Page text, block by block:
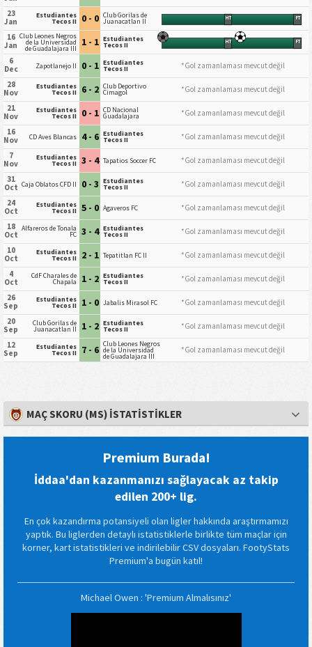
23
Jan
Estudiantes
Tecos II 0 - 0 Club Gorilas de
Juanacatlan II HT FT
16
Jan
Club Leones Negros
de la Universidad
de Guadalajara III 1 - 1 Estudiantes
Tecos II HT FT
6
Dec
Zapotlanejo II 0 - 1 Estudiantes
Tecos II
*Gol zamanlaması mevcut değil
28
Nov
Estudiantes
Tecos II 6 - 2 Club Deportivo
Cimagol
*Gol zamanlaması mevcut değil
21
Nov
Estudiantes
Tecos II 0 - 1 CD Nacional
Guadalajara
*Gol zamanlaması mevcut değil
16
Nov
CD Aves Blancas 4 - 6 Estudiantes
Tecos II
*Gol zamanlaması mevcut değil
7
Nov
Estudiantes
Tecos II 3 - 4 Tapatios Soccer FC
*Gol zamanlaması mevcut değil
31
Oct Caja Oblatos CFD II 0 - 3 Estudiantes
Tecos II
*Gol zamanlaması mevcut değil
24
Oct
Estudiantes
Tecos II 5 - 0 Agaveros FC
*Gol zamanlaması mevcut değil
18
Oct
Alfareros de Tonala
FC 3 - 4 Estudiantes
Tecos II
*Gol zamanlaması mevcut değil
10
Oct
Estudiantes
Tecos II 2 - 1 Tepatitlan FC II
*Gol zamanlaması mevcut değil
4
Oct
CdF Charales de
Chapala 1 - 2 Estudiantes
Tecos II
*Gol zamanlaması mevcut değil
26
Sep
Estudiantes
Tecos II 1 - 0 Jabalis Mirasol FC
*Gol zamanlaması mevcut değil
20
Sep
Club Gorilas de
Juanacatlan II 1 - 2 Estudiantes
Tecos II
*Gol zamanlaması mevcut değil
12
Sep
Estudiantes
Tecos II 7 - 6 Club Leones Negros
de la Universidad
de Guadalajara III
*Gol zamanlaması mevcut değil
MAÇ SKORU (MS) İSTATISTIKLER
Premium Burada!
İddaa'dan kazanmanızı sağlayacak az takip
edilen 200+ lig.
En çok kazandırma potansiyeli olan ligler hakkında araştırmamızı
yaptık. Bu liglerden detaylı istatistiklerle birlikte tüm maçlar için
korner, kart istatistikleri ve indirilebilir CSV dosyaları. FootyStats
Premium'a bugün katıl!
Michael Owen : 'Premium Almalısınız'